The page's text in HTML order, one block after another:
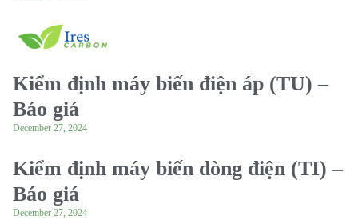
Kiểm định máy biến điện áp (TU) –
Báo giá
December 27, 2024
Kiểm định máy biến dòng điện (TI) –
Báo giá
December 27, 2024